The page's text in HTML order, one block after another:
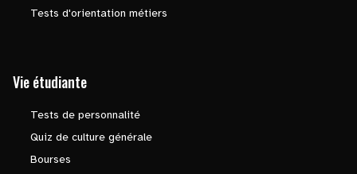
Tests d'orientation métiers
Vie étudiante
Tests de personnalité
Quiz de culture générale
Bourses